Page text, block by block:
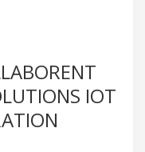
IOT